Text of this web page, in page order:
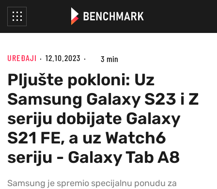
UREĐAJI 12.10.2023 3 min
Pljušte pokloni: Uz
Samsung Galaxy S23 i Z
seriju dobijate Galaxy
S21 FE, a uz Watch6
seriju - Galaxy Tab A8
Samsung je spremio specijalnu ponudu za